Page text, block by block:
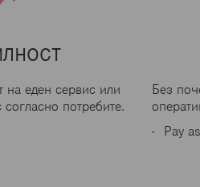
на еден сервис или
потребите.
Без
Pay